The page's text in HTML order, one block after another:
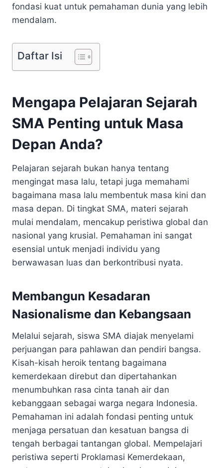
fondasi kuat untuk pemahaman dunia yang lebih
mendalam.
Daftar Isi
Mengapa Pelajaran Sejarah
SMA Penting untuk Masa
Depan Anda?
Pelajaran sejarah bukan hanya tentang
mengingat masa lalu, tetapi juga memahami
bagaimana masa lalu membentuk masa kini dan
masa depan. Di tingkat SMA, materi sejarah
mulai mendalam, mencakup peristiwa global dan
nasional yang krusial. Pemahaman ini sangat
esensial untuk menjadi individu yang
berwawasan luas dan berkontribusi nyata.
Membangun Kesadaran
Nasionalisme dan Kebangsaan
Melalui sejarah, siswa SMA diajak menyelami
perjuangan para pahlawan dan pendiri bangsa.
Kisah-kisah heroik tentang bagaimana
kemerdekaan direbut dan dipertahankan
menumbuhkan rasa cinta tanah air dan
kebanggaan sebagai warga negara Indonesia.
Pemahaman ini adalah fondasi penting untuk
menjaga persatuan dan kesatuan bangsa di
tengah berbagai tantangan global. Mempelajari
peristiwa seperti Proklamasi Kemerdekaan,